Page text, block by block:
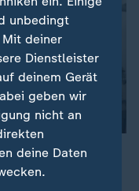
die Corona-
Bundeskanzlerin
unbedingt
deiner
Dienstleister
deinem Gerät
geben wir
nicht an
deine Daten